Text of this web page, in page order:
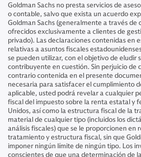
Goldman Sachs no presta servicios de
o contable, salvo que exista un acuerdo
Goldman Sachs (generalmente a través de
ofrecidos exclusivamente a clientes de
privado). Las declaraciones contenidas en
relativas a asuntos fiscales
se pueden utilizar, con el objetivo de eludir
contribuyente en cuestión. Sin perjuicio de
contrario contenida en el presente
necesaria para satisfacer el cumplimiento
aplicable, usted podrá revelar a cualquier
fiscal del impuesto sobre la renta estatal y
Unidos, así como la estructura fiscal de la
material de cualquier tipo (incluidos los
análisis fiscales) que se le proporcionen en
tratamiento y estructura fiscal, sin que
imponer ningún límite de ningún tipo. Los
conscientes de que una determinación de